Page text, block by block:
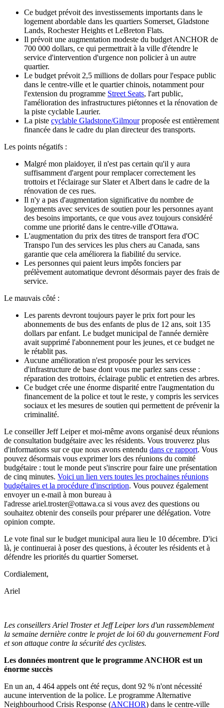
Ce budget prévoit des investissements importants dans le
logement abordable dans les quartiers Somerset, Gladstone
Lands, Rochester Heights et LeBreton Flats.
Il prévoit une augmentation modeste du budget ANCHOR de
700 000 dollars, ce qui permettrait à la ville d'étendre le
service d'intervention d'urgence non policier à un autre
quartier.
Le budget prévoit 2,5 millions de dollars pour l'espace public
dans le centre-ville et le quartier chinois, notamment pour
l'extension du programme Street Seats, l'art public,
l'amélioration des infrastructures piétonnes et la rénovation de
la piste cyclable Laurier.
La piste cyclable Gladstone/Gilmour proposée est entièrement
financée dans le cadre du plan directeur des transports.
Les points négatifs :
Malgré mon plaidoyer, il n'est pas certain qu'il y aura
suffisamment d'argent pour remplacer correctement les
trottoirs et l'éclairage sur Slater et Albert dans le cadre de la
rénovation de ces rues.
Il n'y a pas d'augmentation significative du nombre de
logements avec services de soutien pour les personnes ayant
des besoins importants, ce que vous avez toujours considéré
comme une priorité dans le centre-ville d'Ottawa.
L'augmentation du prix des titres de transport fera d'OC
Transpo l'un des services les plus chers au Canada, sans
garantie que cela améliorera la fiabilité du service.
Les personnes qui paient leurs impôts fonciers par
prélèvement automatique devront désormais payer des frais de
service.
Le mauvais côté :
Les parents devront toujours payer le prix fort pour les
abonnements de bus des enfants de plus de 12 ans, soit 135
dollars par enfant. Le budget municipal de l'année dernière
avait supprimé l'abonnement pour les jeunes, et ce budget ne
le rétablit pas.
Aucune amélioration n'est proposée pour les services
d'infrastructure de base dont vous me parlez sans cesse :
réparation des trottoirs, éclairage public et entretien des arbres.
Ce budget crée une énorme disparité entre l'augmentation du
financement de la police et tout le reste, y compris les services
sociaux et les mesures de soutien qui permettent de prévenir la
criminalité.
Le conseiller Jeff Leiper et moi-même avons organisé deux réunions
de consultation budgétaire avec les résidents. Vous trouverez plus
d'informations sur ce que nous avons entendu dans ce rapport. Vous
pouvez désormais vous exprimer lors des réunions du comité
budgétaire : tout le monde peut s'inscrire pour faire une présentation
de cinq minutes. Voici un lien vers toutes les prochaines réunions
budgétaires et la procédure d'inscription. Vous pouvez également
envoyer un e-mail à mon bureau à
l'adresse ariel.troster@ottawa.ca si vous avez des questions ou
souhaitez obtenir des conseils pour préparer une délégation. Votre
opinion compte.
Le vote final sur le budget municipal aura lieu le 10 décembre. D'ici
là, je continuerai à poser des questions, à écouter les résidents et à
défendre les priorités du quartier Somerset.
Cordialement,
Ariel
Les conseillers Ariel Troster et Jeff Leiper lors d'un rassemblement
la semaine dernière contre le projet de loi 60 du gouvernement Ford
et son attaque contre la sécurité des cyclistes.
Les données montrent que le programme ANCHOR est un
énorme succès
En un an, 4 464 appels ont été reçus, dont 92 % n'ont nécessité
aucune intervention de la police. Le programme Alternative
Neighbourhood Crisis Response (ANCHOR) dans le centre-ville